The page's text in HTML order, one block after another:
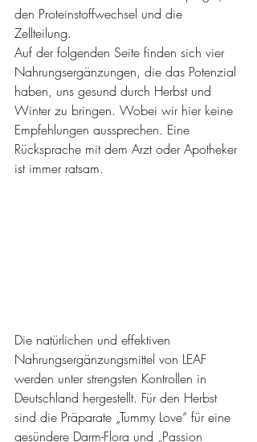
den Proteinstoffwechsel und die
Zellteilung.
Auf der folgenden Seite finden sich vier
Nahrungsergänzungen, die das Potenzial
haben, uns gesund durch Herbst und
Winter zu bringen. Wobei wir hier keine
Empfehlungen aussprechen. Eine
Rücksprache mit dem Arzt oder Apotheker
ist immer ratsam.
Die natürlichen und effektiven
Nahrungsergänzungsmittel von LEAF
werden unter strengsten Kontrollen in
Deutschland hergestellt. Für den Herbst
sind die Präparate „Tummy Love“ für eine
gesündere Darm-Flora und „Passion